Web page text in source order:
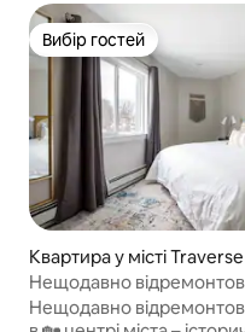
Вибір гостей
Вибір гостей
Квартира у місті Traverse
ty
Нещодавно
в центрі міста |
Нещодавно